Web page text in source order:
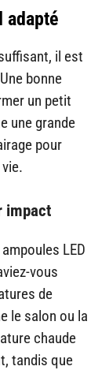
adapté
il est
bonne
un petit
une grande
pour
impact
LED
vous
de
le salon ou la
chaude
tandis que